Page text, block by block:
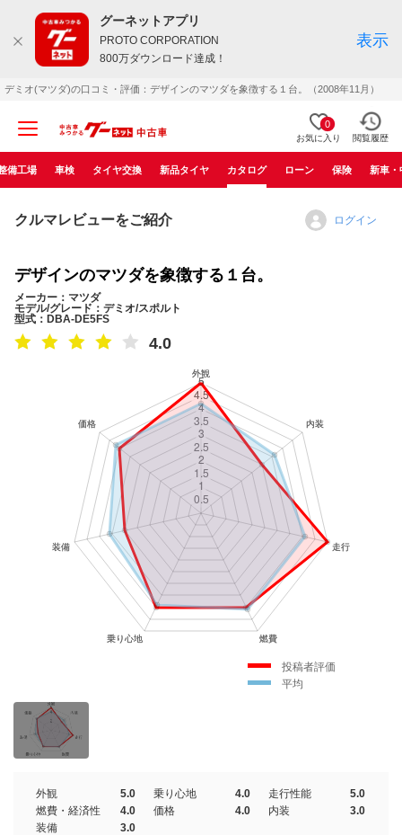
グーネットアプリ
PROTO CORPORATION
800万ダウンロード達成！
表示
デミオ(マツダ)の口コミ・評価：デザインのマツダを象徴する１台。（2008年11月）
0
お気に入り 閲覧履歴
備工場 車検 タイヤ交換 新品タイヤ カタログ ローン 保険 新車・
クルマレビューをご紹介 ログイン
デザインのマツダを象徴する１台。
メーカー：マツダ
モデル/グレード：デミオ/スポルト
型式：DBA-DE5FS
4.0
投稿者評価
平均
外観 5.0 乗り心地 4.0 走行性能
5.0
燃費・経済性
4.0 価格 4.0 内装
3.0
装備
3.0